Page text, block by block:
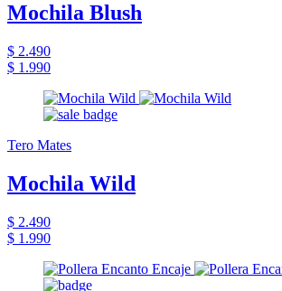
Mochila Blush
$ 2.490
$ 1.990
Tero Mates
Mochila Wild
$ 2.490
$ 1.990